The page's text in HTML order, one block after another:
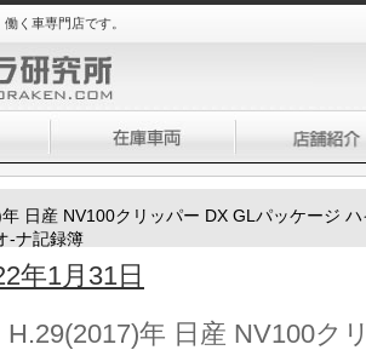
く車専門店です。
日産 NV100クリッパー DX GLパッケージ
-ナ記録簿
年1月31日
年 日産 NV100ク